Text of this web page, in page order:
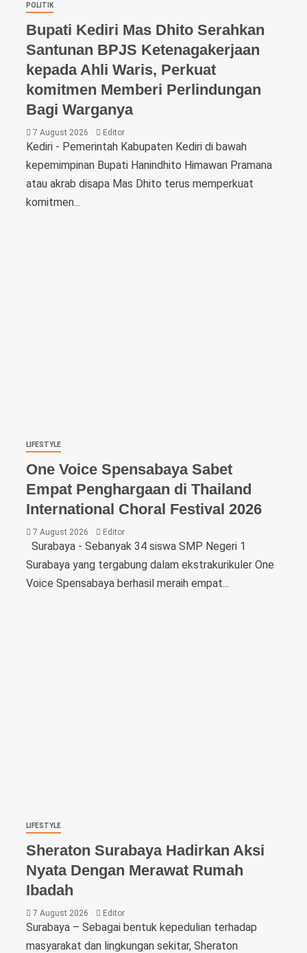
POLITIK
Bupati Kediri Mas Dhito Serahkan
Santunan BPJS Ketenagakerjaan
kepada Ahli Waris, Perkuat
komitmen Memberi Perlindungan
Bagi Warganya
7 August 2026 Editor
Kediri - Pemerintah Kabupaten Kediri di bawah
kepemimpinan Bupati Hanindhito Himawan Pramana
atau akrab disapa Mas Dhito terus memperkuat
komitmen...
LIFESTYLE
One Voice Spensabaya Sabet
Empat Penghargaan di Thailand
International Choral Festival 2026
7 August 2026 Editor
Surabaya - Sebanyak 34 siswa SMP Negeri 1
Surabaya yang tergabung dalam ekstrakurikuler One
Voice Spensabaya berhasil meraih empat...
LIFESTYLE
Sheraton Surabaya Hadirkan Aksi
Nyata Dengan Merawat Rumah
Ibadah
7 August 2026 Editor
Surabaya – Sebagai bentuk kepedulian terhadap
masyarakat dan lingkungan sekitar, Sheraton